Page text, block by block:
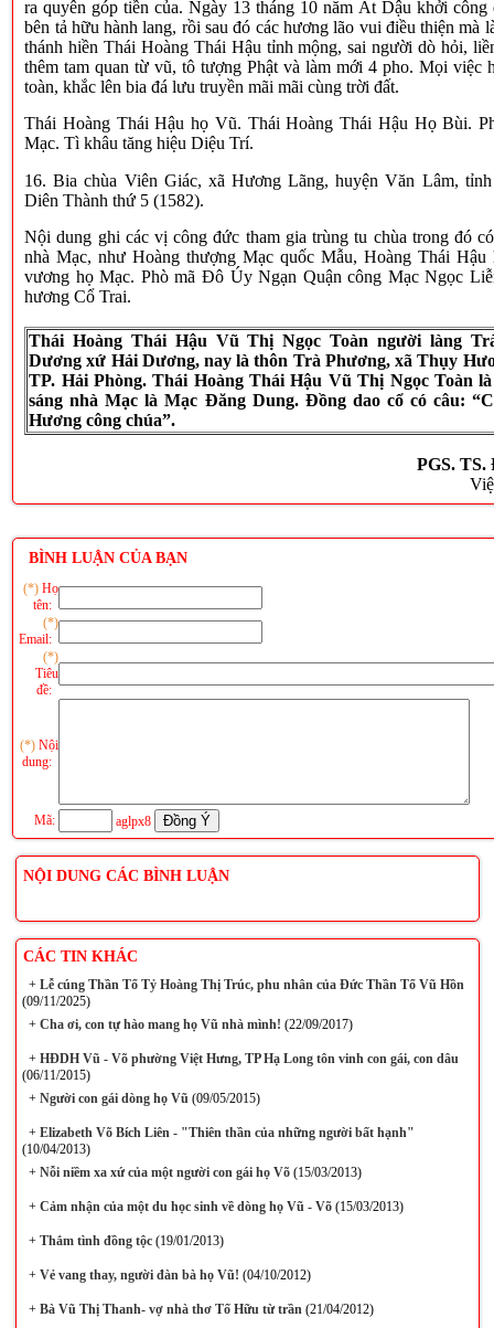
ra quyên góp tiền của. Ngày 13 tháng 10 năm Ất Dậu khởi
bên tả hữu hành lang, rồi sau đó các hương lão vui điều thiện mà
thánh hiền Thái Hoàng Thái Hậu tỉnh mộng, sai người dò hỏi,
thêm tam quan từ vũ, tô tượng Phật và làm mới 4 pho. Mọi việc
toàn, khắc lên bia đá lưu truyền mãi mãi cùng trời đất.
Thái Hoàng Thái Hậu họ Vũ. Thái Hoàng Thái Hậu Họ Bùi.
Mạc. Tì khâu tăng hiệu Diệu Trí.
16. Bia chùa Viên Giác, xã Hương Lãng, huyện Văn Lâm,
Diên Thành thứ 5 (1582).
Nội dung ghi các vị công đức tham gia trùng tu chùa trong đó
nhà Mạc, như Hoàng thượng Mạc quốc Mẫu, Hoàng Thái
vương họ Mạc. Phò mã Đô Úy Ngạn Quận công Mạc Ngọc
hương Cổ Trai.
Thái Hoàng Thái Hậu Vũ Thị Ngọc Toàn người làng
Dương xứ Hải Dương, nay là thôn Trà Phương, xã Thụy
TP. Hải Phòng.Thái Hoàng Thái Hậu Vũ Thị Ngọc Toàn
sáng nhà Mạc là Mạc Đăng Dung. Đồng dao cổ có câu:
Hương công chúa”.
PGS.
BÌNH LUẬN CỦA BẠN
(*) Họ
tên:
(*)
Email:
(*)
Tiêu
đề:
(*) Nội
dung:
Mã: aglpx8
NỘI DUNG CÁC BÌNH LUẬN
CÁC TIN KHÁC
+Lễ cúng Thần Tổ Tỷ Hoàng Thị Trúc, phu nhân của Đức Thần Tổ Vũ Hồn
(09/11/2025)
+Cha ơi, con tự hào mang họ Vũ nhà mình! (22/09/2017)
+HĐDH Vũ - Võ phường Việt Hưng, TP Hạ Long tôn vinh con gái, con dâu
(06/11/2015)
+Người con gái dòng họ Vũ(09/05/2015)
+Elizabeth Võ Bích Liên - "Thiên thần của những người bất hạnh"
(10/04/2013)
+Nỗi niềm xa xứ của một người con gái họ Võ(15/03/2013)
+Cảm nhận của một du học sinh về dòng họ Vũ - Võ(15/03/2013)
+Thắm tình đồng tộc(19/01/2013)
+Vẻ vang thay, người đàn bà họ Vũ! (04/10/2012)
+Bà Vũ Thị Thanh- vợ nhà thơ Tố Hữu từ trần(21/04/2012)